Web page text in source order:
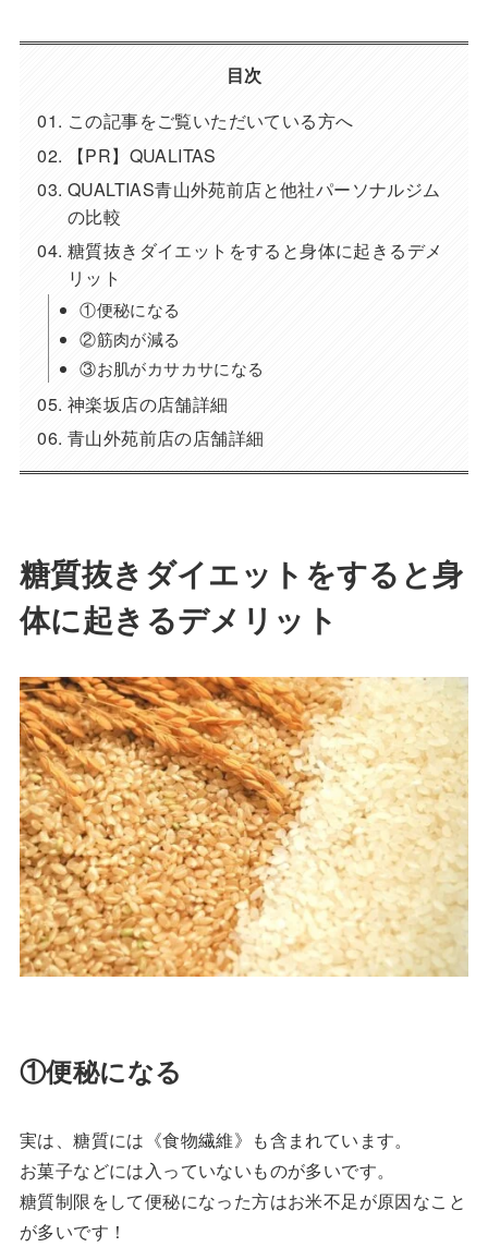
目次
この記事をご覧いただいている方へ
【PR】QUALITAS
QUALTIAS青山外苑前店と他社パーソナルジム
の比較
糖質抜きダイエットをすると身体に起きるデメ
リット
①便秘になる
②筋肉が減る
③お肌がカサカサになる
神楽坂店の店舗詳細
青山外苑前店の店舗詳細
糖質抜きダイエットをすると身
体に起きるデメリット
①便秘になる
実は、糖質には《食物繊維》も含まれています。
お菓子などには入っていないものが多いです。
糖質制限をして便秘になった方はお米不足が原因なこと
が多いです！